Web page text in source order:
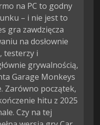
na PC to godny
– i nie jest to
gra zawdzięcza
na dosłownie
testerzy i
grywalnością,
Garage Monkeys
Zarówno początek,
hitu z 2025
Czy na tej